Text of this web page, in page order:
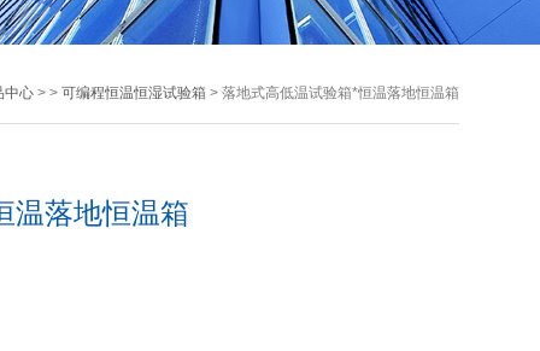
中心> > 可编程恒温恒湿试验箱 > 落地式高低温试验箱*恒温落地恒温箱
温落地恒温箱